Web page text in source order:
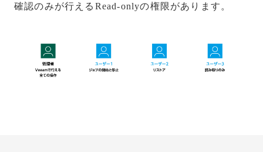
確認のみが行えるRead-onlyの権限があります。